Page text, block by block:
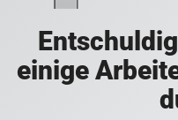
einige